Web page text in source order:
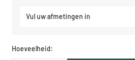
Vul uw afmetingen in
Hoeveelheid: